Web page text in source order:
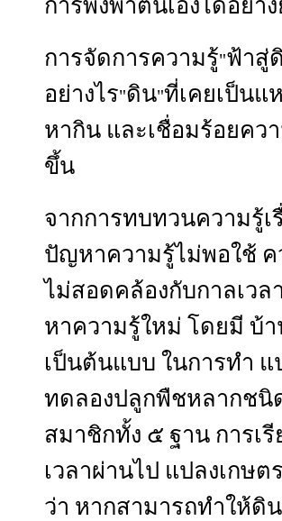
การพึ่งพาตนเองได้อย่า
การจัดการความรู้"ฟ้าสู่
อย่างไร"ดิน"ที่เคยเป็นแ
หากิน และเชื่อมร้อยค
ขึ้น
จากการทบทวนความรู้
ปัญหาความรู้ไม่พอใช้ ค
ไม่สอดคล้องกับกาลเวล
หาความรู้ใหม่ โดยมี บ้
เป็นต้นแบบ ในการทำ
ทดลองปลูกพืชหลากชนิ
สมาชิกทั้ง ๕ ฐาน การเ
เวลาผ่านไป แปลงเกษ
ว่า หากสามารถทำให้